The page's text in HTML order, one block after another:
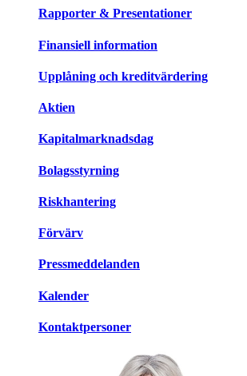
Rapporter & Presentationer
Finansiell information
Upplåning och kreditvärdering
Aktien
Kapitalmarknadsdag
Bolagsstyrning
Riskhantering
Förvärv
Pressmeddelanden
Kalender
Kontaktpersoner